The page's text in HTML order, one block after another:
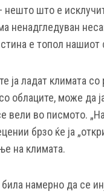
нешто што е
ненадгледуван
е топол нашиот
ја ладат климата
облаците, може да
вели во писмото.
брзо ќе ја
на климата.
била намерно да се